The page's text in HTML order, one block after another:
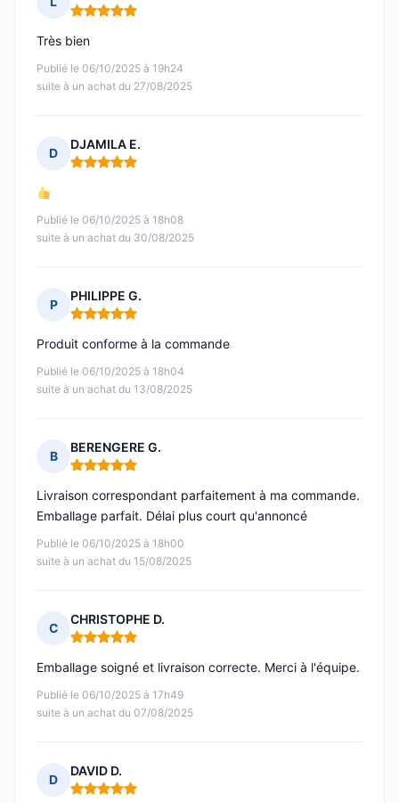
Note : 5 sur 5
Publié le 06/10/2025 à 19h24
suite à un achat du 27/08/2025
Très bien
D
DJAMILA E.
Note : 5 sur 5
Publié le 06/10/2025 à 18h08
suite à un achat du 30/08/2025
P
PHILIPPE G.
Note : 5 sur 5
Publié le 06/10/2025 à 18h04
suite à un achat du 13/08/2025
Produit conforme à la commande
B
BERENGERE G.
Note : 5 sur 5
Publié le 06/10/2025 à 18h00
suite à un achat du 15/08/2025
Livraison correspondant parfaitement à ma commande.
Emballage parfait. Délai plus court qu'annoncé
C
CHRISTOPHE D.
Note : 5 sur 5
Publié le 06/10/2025 à 17h49
suite à un achat du 07/08/2025
Emballage soigné et livraison correcte. Merci à l'équipe.
D
DAVID D.
Note : 5 sur 5